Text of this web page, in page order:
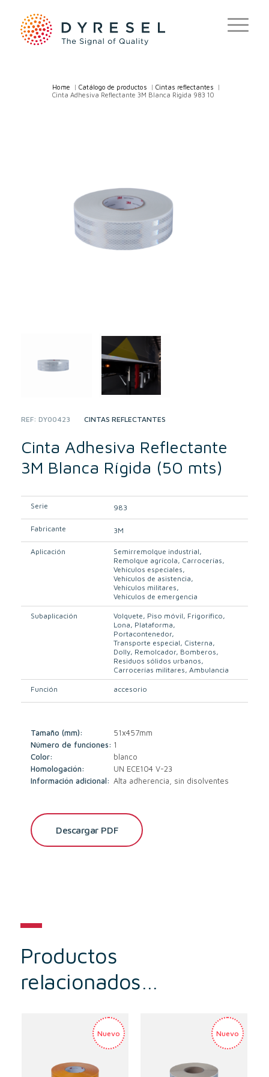
Home /Catálogo de productos /Cintas reflectantes
Cinta Adhesiva Reflectante 3M Blanca Rigida 983 10
REF:DY00423
CATEGORY:CINTAS REFLECTANTES
Cinta Adhesiva Reflectante
3M Blanca Rígida (50 mts)
Serie 983
Fabricante 3M
Aplicación
Semirremolque industrial
Remolque agrícola Carrocerías
Vehículos especiales
Vehículos de asistencia
Vehículos militares
Vehículos de emergencia
Subaplicación Volquete Piso móvil Frigorífico
Lona Plataforma
Portacontenedor
Transporte especial Cisterna
Dolly Remolcador Bomberos
Residuos sólidos urbanos
Carrocerías militares Ambulancia
Función accesorio
Tamaño (mm):
51x457mm
Número de funciones: 1
Color:
blanco
Homologación:
UN ECE104 V-23
Información adicional: Alta adherencia, sin disolventes
Descargar PDF
Productos
relacionados…